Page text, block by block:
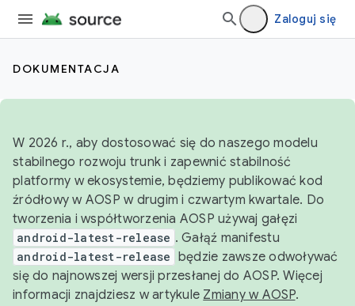
Zaloguj się
DOKUMENTACJA
W 2026 r., aby dostosować się do naszego modelu
stabilnego rozwoju trunk i zapewnić stabilność
platformy w ekosystemie, będziemy publikować kod
źródłowy w AOSP w drugim i czwartym kwartale. Do
tworzenia i współtworzenia AOSP używaj gałęzi
android-latest-release . Gałąź manifestu
android-latest-release będzie zawsze odwoływać
się do najnowszej wersji przesłanej do AOSP. Więcej
informacji znajdziesz w artykule Zmiany w AOSP.